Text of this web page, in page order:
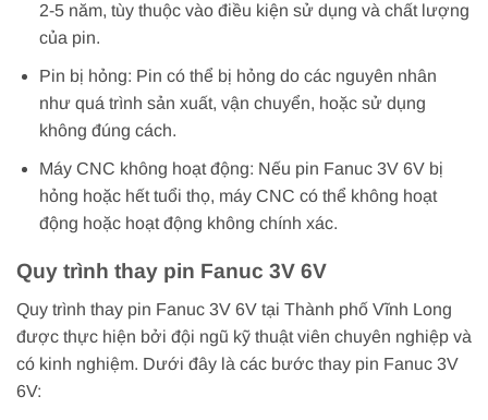
2-5 năm, tùy thuộc vào điều kiện sử dụng và chất lượng
của pin.
Pin bị hỏng: Pin có thể bị hỏng do các nguyên nhân
như quá trình sản xuất, vận chuyển, hoặc sử dụng
không đúng cách.
Máy CNC không hoạt động: Nếu pin Fanuc 3V 6V bị
hỏng hoặc hết tuổi thọ, máy CNC có thể không hoạt
động hoặc hoạt động không chính xác.
Quy trình thay pin Fanuc 3V 6V
Quy trình thay pin Fanuc 3V 6V tại Thành phố Vĩnh Long
được thực hiện bởi đội ngũ kỹ thuật viên chuyên nghiệp và
có kinh nghiệm. Dưới đây là các bước thay pin Fanuc 3V
6V: